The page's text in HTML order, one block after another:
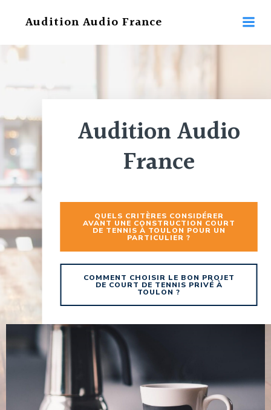
au
Audition Audio France
Audition Audio
France
QUELS CRITÈRES CONSIDÉRER
AVANT UNE CONSTRUCTION COURT
DE TENNIS À TOULON POUR UN
PARTICULIER ?
COMMENT CHOISIR LE BON PROJET
DE COURT DE TENNIS PRIVÉ À
TOULON ?